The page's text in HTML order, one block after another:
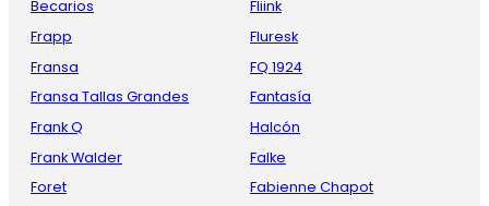
Becarios
Frapp
Fransa
Fransa Tallas Grandes
Frank Q
Frank Walder
Foret
Fliink
Fluresk
FQ 1924
Fantasía
Halcón
Falke
Fabienne Chapot